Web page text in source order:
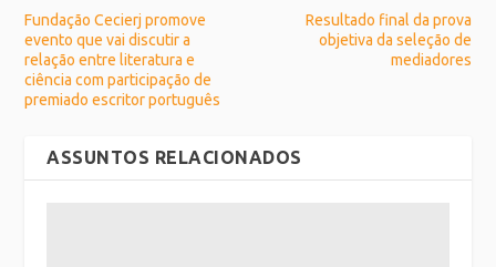
Fundação Cecierj promove
evento que vai discutir a
relação entre literatura e
ciência com participação de
premiado escritor português
Resultado final da prova
objetiva da seleção de
mediadores
ASSUNTOS RELACIONADOS